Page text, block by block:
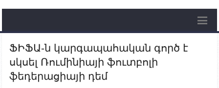
ՖԻՖԱ-ն կարգապահական գործ է
սկսել Ռումինիայի ֆուտբոլի
ֆեդերացիայի դեմ